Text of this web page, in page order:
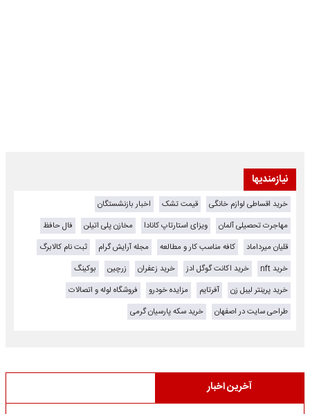
نیازمندیها
خرید اقساطی لوازم خانگی قیمت تشک
اخبار بازنشستگان
مهاجرت تحصیلی آلمان
ویزای استارتاپ کانادا مخازن پلی اتیلن
فال حافظ
قلیان میرداماد
کافه مناسب کار و مطالعه مجله آرایش گرام
ثبت نام کالابرگ
خرید nft
خرید اکانت گوگل ادز خرید زعفران زرچین
بوکینگ
خرید پرینتر لیبل زن
آفرتایم مزایده خودرو
فروشگاه لوله و اتصالات
طراحی سایت در اصفهان
خرید سکه پارسیان گرمی
آخرین اخبار